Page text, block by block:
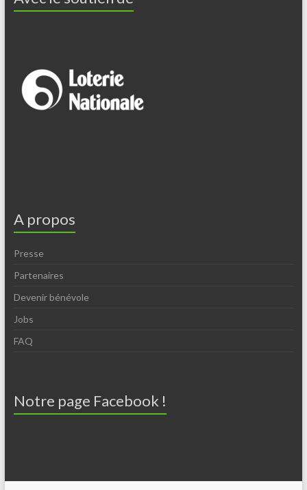
A propos
Presse
Partenaires
Devenir bénévole
Jobs
FAQ
Notre page Facebook !